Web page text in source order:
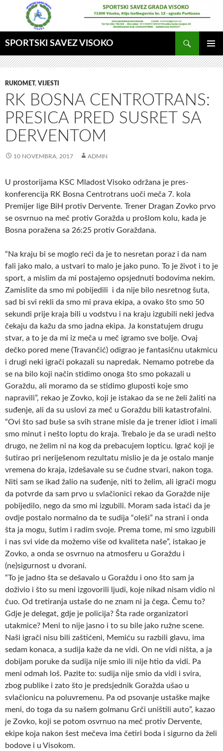
SPORTSKI SAVEZ VISOKO
GLAVNI
MENI
RUKOMET, VIJESTI
RK BOSNA CENTROTRANS:
PRESICA PRED SUSRET SA
DERVENTOM
10 NOVEMBRA, 2017 ADMIN
U prostorijama KSC Mladost Visoko održana je pres-
konferencija RK Bosna Centrotrans uoči meča 7. kola
Premijer lige BiH protiv Dervente. Trener Dragan Zovko prvo
se osvrnuo na meč protiv Goražda u prošlom kolu, kada je
Bosna poražena sa 26:25 protiv Goraždana.
“Na kraju bi se moglo reći da je to nesretan poraz i da nam
fali jako malo, a ustvari to malo je jako puno. To je život i to je
sport, a mislim da mi postajemo opsjednuti bodovima nekim.
Zamislite da smo mi pobijedili i da nije bilo nesretnog šuta,
sad bi svi rekli da smo mi prava ekipa, a ovako što smo 50
sekundi prije kraja bili u vodstvu i na kraju izgubili neki jedva
čekaju da kažu da smo jadna ekipa. Ja konstatujem drugu
stvar, a to je da mi iz meča u meč igramo sve bolje. Ovaj
dečko pored mene (Travančić) odigrao je fantasičnu utakmicu
i drugi neki igrači pokazali su napredak. Nemamo potrebe da
se na bilo koji način stidimo onoga što smo pokazali u
Goraždu, ali moramo da se stidimo gluposti koje smo
napravili”, rekao je Zovko, koji je istakao da se ne želi žaliti na
suđenje, ali da su uslovi za meč u Goraždu bili katastrofalni.
“Ovi što sad buše sa svih strane misle da je trener idiot i imali
smo minut i nešto loptu do kraja. Trebalo je da se uradi nešto
drugo, ne želim ni na kog da prebacujem lopticu. Igrač koji je
šutirao pri neriješenom rezultatu mislio je da je ostalo manje
vremena do kraja, izdešavale su se čudne stvari, nakon toga.
Niti sam se ikad žalio na suđenje, niti to želim, ali igrači mogu
da potvrde da sam prvo u svlačionici rekao da Goražde nije
pobijedilo, nego da smo mi izgubili. Moram sada istaći da je
ovdje postalo normalno da te sudija “oleši” na strani i onda
šta ja mogu, šutim i radim svoje. Prema tome, mi smo izgubili
i nas svi vide da možemo više od kvaliteta naše”, istakao je
Zovko, a onda se osvrnuo na atmosferu u Goraždu i
(ne)sigurnost u dvorani.
“To je jadno šta se dešavalo u Goraždu i ono što sam ja
doživio i što su meni izgovorili ljudi, koje nikad nisam vidio ni
čuo. Od tretiranja ustaše do ne znam ni ja čega. Čemu to?
Gdje je delegat, gdje je policija? Šta rade organizatori
utakmice? Meni to nije jasno i to su bile jako ružne scene.
Naši igrači nisu bili zaštićeni, Memiću su razbili glavu, ima
sedam konaca, a sudija kaže da ne vidi. On ne vidi ništa, a ja
dobijam poruke da sudija nije smio ili nije htio da vidi. Pa
meni odmah loš. Pazite to: sudija nije smio da vidi i svira,
zbog publike i zato što je predsjednik Goražda ušao u
svlačionicu na poluvremenu. Pa od psovanje ustaške majke
meni, do toga da su našem golmanu Grči uništili auto”, kazao
je Zovko, koji se potom osvrnuo na meč protiv Dervente,
ekipe koja nakon šest mečeva ima četiri boda i sigurno da želi
bodove i u Visokom.